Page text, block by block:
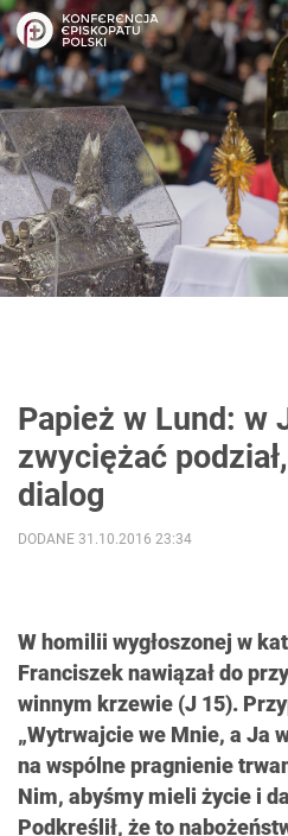
Papież w Lund: w
zwyciężać
dialog
W homilii wygłoszonej w
Franciszek nawiązał do
winnym krzewie (J 15).
„Wytrwajcie we Mnie, a Ja
na wspólne pragnienie
Nim, abyśmy mieli życie i
Podkreślił, że to
DODANE 31.10.2016 23:34